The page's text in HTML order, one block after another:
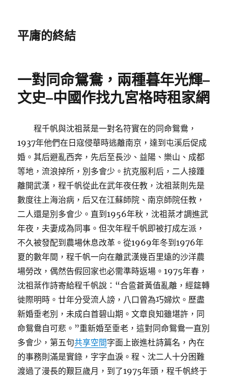
平庸的終結
一對同命鴛鴦，兩種暮年光輝–
文史–中國作找九宮格時租家網
程千帆與沈祖棻是一對名符實在的同命鴛鴦，
1937年他們在日寇侵華時逃離南京，達到屯溪后促成
婚。其后避亂西奔，先后至長沙、益陽、樂山、成都
等地，流浪掉所，別多會少。抗克服利后，二人接踵
離開武漢，程千帆從此在武年夜任教，沈祖棻則先是
數度往上海治病，后又在江蘇師院、南京師院任教，
二人還是別多會少。直到1956年秋，沈祖棻才調進武
年夜，夫妻成為同事。但次年程千帆即被打成左派，
不久被發配到農場休息改革。從1969年冬到1976年
夏的數年間，程千帆一向在離武漢幾百里遠的沙洋農
場勞改，偶然告假回家也必需準時返場。1975年春，
沈祖棻作詩寄給程千帆說：“合巹蒼黃值亂離，經筵轉
徙際明時。廿年分受流人謗，八口曾為巧婦炊。歷盡
新婚垂老別，未成白首碧山期。文章良知雖堪許，同
命鴛鴦自可悲。”重新婚至垂老，這對同命鴛鴦一直別
多會少，第五句共享空間字面上嵌進杜詩篇名，內在
的事務則滿是實錄，字字血淚。程、沈二人十分困難
渡過了漫長的艱巨歲月，到了1975年頭，程千帆終于